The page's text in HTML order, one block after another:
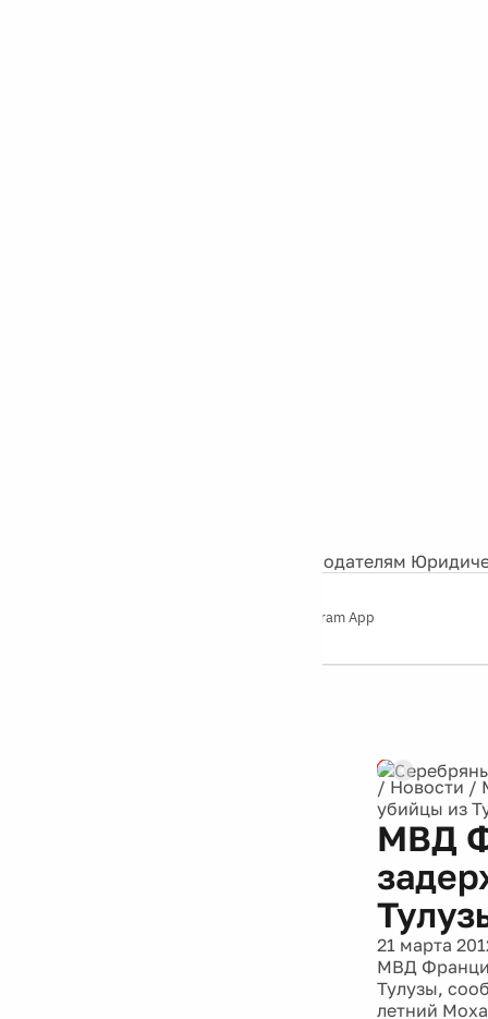
Рекламодателям
Telegram App
/ Новости /
убийцы из
МВД
21 марта
МВД
Тулузы,
летний